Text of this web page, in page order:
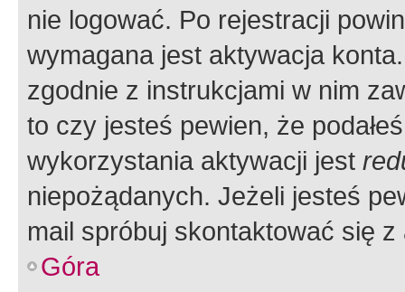
nie logować. Po rejestracji
wymagana jest aktywacja
zgodnie z instrukcjami w nim
to czy jesteś pewien, że
wykorzystania aktywacji jest
niepożądanych. Jeżeli jesteś
mail spróbuj skontaktować się
Góra